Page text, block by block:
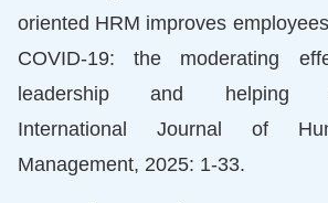
oriented HRM improves
COVID-19: the moderating
leadership and helping
International Journal of
Management, 2025: 1-33.